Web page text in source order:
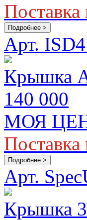
Поставка
Подробнее >
Арт.
Крышка
140 000
МОЯ
Поставка
Подробнее >
Арт.
Крышка